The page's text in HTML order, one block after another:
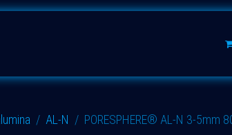
AL-N PORESPHERE® AL-N 3-5mm